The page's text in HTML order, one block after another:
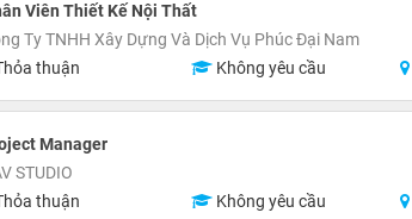
Viên Thiết Kế Nội Thất
Ty TNHH Xây Dựng Và Dịch Vụ Phúc Đại Nam
thuận
Không yêu cầu
Manager
STUDIO
thuận
Không yêu cầu